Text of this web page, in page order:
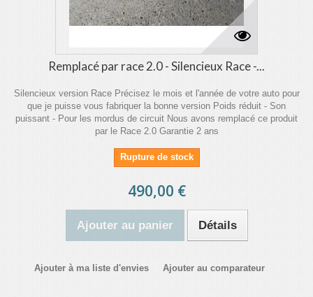
Remplacé par race 2.0 - Silencieux Race -...
Silencieux version Race Précisez le mois et l'année de votre auto pour
que je puisse vous fabriquer la bonne version Poids réduit - Son
puissant - Pour les mordus de circuit Nous avons remplacé ce produit
par le Race 2.0 Garantie 2 ans
Rupture de stock
490,00 €
Ajouter au panier Détails
Ajouter à ma liste d'envies Ajouter au comparateur